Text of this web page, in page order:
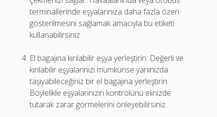
terminallerinde eşyalarınıza daha fazla özen
gösterilmesini sağlamak amacıyla bu etiketi
kullanabilirsiniz.
El bagajına kırılabilir eşya yerleştirin: Değerli ve
kırılabilir eşyalarınızı mümkünse yanınızda
taşıyabileceğiniz bir el bagajına yerleştirin.
Böylelikle eşyalarınızın kontrolünü elinizde
tutarak zarar görmelerini önleyebilirsiniz.